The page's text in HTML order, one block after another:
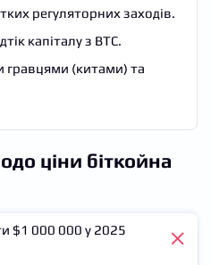
регуляторних заходів.
капіталу з BTC.
гравцями (китами) та
ціни біткойна
$1 000 000 у 2025